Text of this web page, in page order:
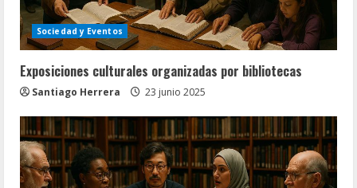
Sociedad y Eventos
Exposiciones culturales organizadas por bibliotecas
Santiago Herrera 23 junio 2025